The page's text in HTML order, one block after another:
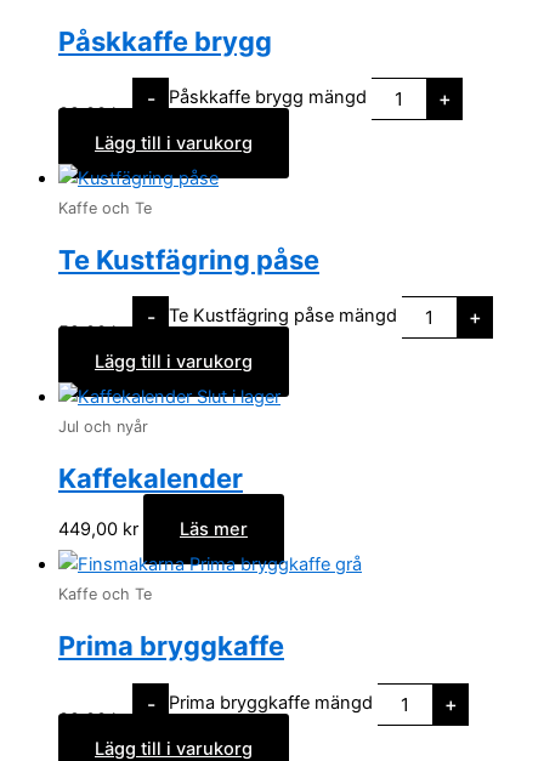
Påskkaffe brygg
89,00kr
- Påskkaffe brygg mängd +
Lägg till i varukorg
Kaffe och Te
Te Kustfägring påse
59,00kr
- Te Kustfägring påse mängd +
Lägg till i varukorg
Slut i lager
Jul och nyår
Kaffekalender
449,00 kr Läs mer
Kaffe och Te
Prima bryggkaffe
89,00kr
- Prima bryggkaffe mängd +
Lägg till i varukorg